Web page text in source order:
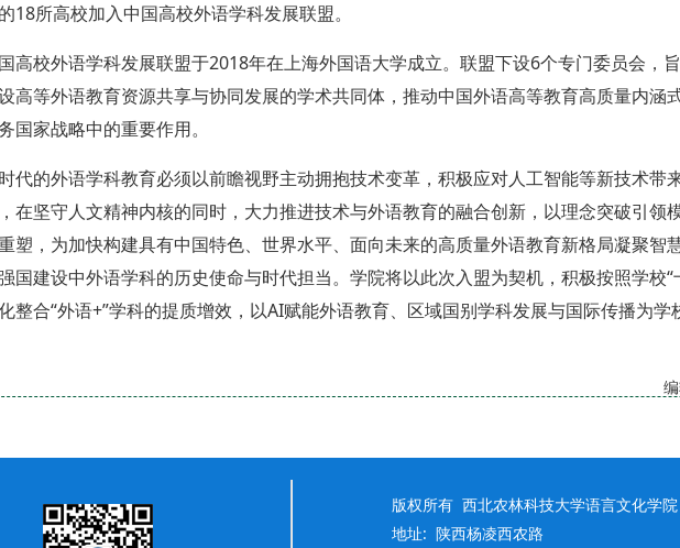
18所高校加入中国高校外语学科发展联盟。
高校外语学科发展联盟于2018年在上海外国语大学成立。联盟下设6个专门委员会，
高等外语教育资源共享与协同发展的学术共同体，推动中国外语高等教育高质量内涵
国家战略中的重要作用。
代的外语学科教育必须以前瞻视野主动拥抱技术变革，积极应对人工智能等新技术带
在坚守人文精神内核的同时，大力推进技术与外语教育的融合创新，以理念突破引领
塑，为加快构建具有中国特色、世界水平、面向未来的高质量外语教育新格局凝聚智
国建设中外语学科的历史使命与时代担当。学院将以此次入盟为契机，积极按照学校
整合“外语+”学科的提质增效，以AI赋能外语教育、区域国别学科发展与国际传播为学
版权所有 西北农林科技大学语言文化学院
地址: 陕西杨凌西农路